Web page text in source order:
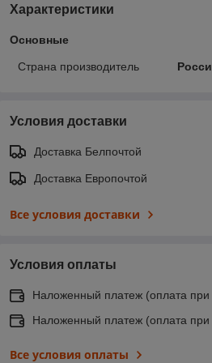
Характеристики
Основные
Страна производитель
Условия доставки
Доставка Белпочтой
Доставка Европочтой
Все условия доставки
Условия оплаты
Наложенный платеж (оплата при
Наложенный платеж (оплата при
Все условия оплаты